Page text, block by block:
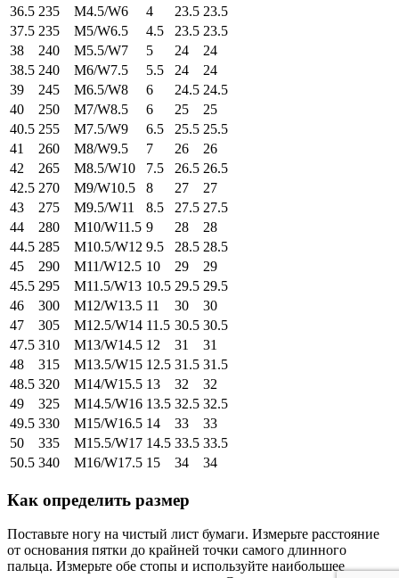
36.5 235 M4.5/W6 4 23.5 23.5
37.5 235 M5/W6.5 4.5 23.5 23.5
38
240 M5.5/W7 5 24
24
38.5 240 M6/W7.5 5.5 24
24
39
245 M6.5/W8 6 24.5 24.5
40
250 M7/W8.5 6 25
25
40.5 255 M7.5/W9 6.5 25.5 25.5
41
260 M8/W9.5 7 26
26
42
265 M8.5/W10 7.5 26.5 26.5
42.5 270 M9/W10.5 8 27
27
43
275 M9.5/W11 8.5 27.5 27.5
44
280 M10/W11.5 9 28
28
44.5 285 M10.5/W12 9.5 28.5 28.5
45
290 M11/W12.5 10 29
29
45.5 295 M11.5/W13 10.5 29.5 29.5
46
300 M12/W13.5 11 30
30
47
305 M12.5/W14 11.5 30.5 30.5
47.5 310 M13/W14.5 12 31
31
48
315 M13.5/W15 12.5 31.5 31.5
48.5 320 M14/W15.5 13 32
32
49
325 M14.5/W16 13.5 32.5 32.5
49.5 330 M15/W16.5 14 33
33
50
335 M15.5/W17 14.5 33.5 33.5
50.5 340 M16/W17.5 15 34 34
Как определить размер
Поставьте ногу на чистый лист бумаги. Измерьте расстояние
от основания пятки до крайней точки самого длинного
пальца. Измерьте обе стопы и используйте наибольшее